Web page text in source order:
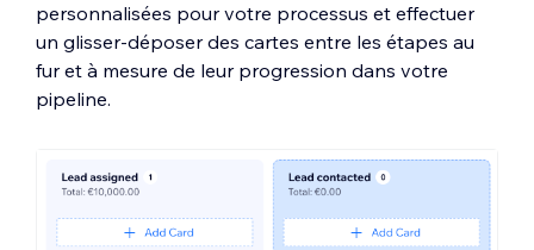
personnalisées pour votre processus et effectuer
un glisser-déposer des cartes entre les étapes au
fur et à mesure de leur progression dans votre
pipeline.